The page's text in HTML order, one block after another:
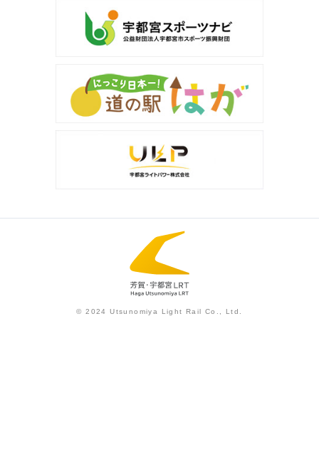
© 2024 Utsunomiya Light Rail Co., Ltd.